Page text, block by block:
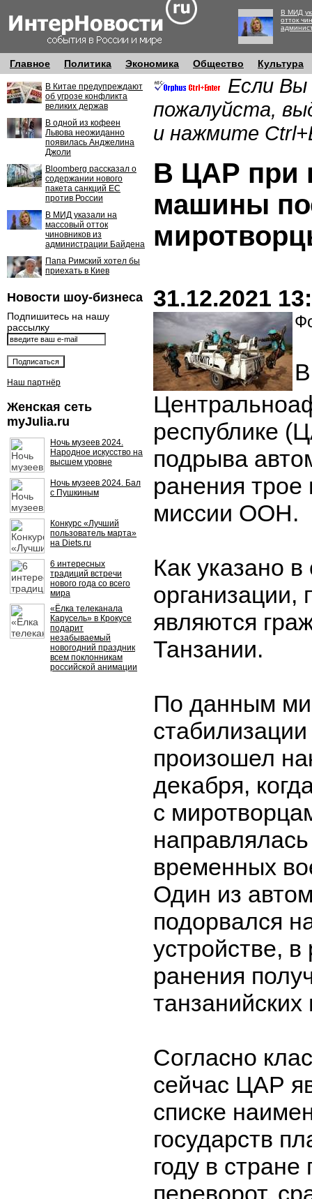
В МИД
отток
Главное Политика Экономика Общество Культура
В Китае предупреждают
об угрозе конфликта
великих держав
В одной из кофеен
Львова неожиданно
появилась Анджелина
Джоли
Bloomberg рассказал о
содержании нового
пакета санкций ЕС
против России
В МИД указали на
массовый отток
чиновников из
администрации Байдена
Папа Римский хотел бы
приехать в Киев
Новости шоу-бизнеса
Подпишитесь на нашу
рассылку
Наш партнёр
Женская сеть
myJulia.ru
Ночь музеев 2024.
Народное искусство на
высшем уровне
Ночь музеев 2024. Бал
с Пушкиным
Конкурс «Лучший
пользователь марта»
на Diets.ru
6 интересных
традиций встречи
нового года со всего
мира
«Ёлка телеканала
Карусель» в Крокусе
подарит
незабываемый
новогодний праздник
всем поклонникам
российской анимации
Если Вы
пожалуйста,
и нажмите
В ЦАР при
машины
31.12.2021
В
республике
подрыва
ранения трое
миссии ООН.
Как указано
организации,
являются
Танзании.
По данным
произошел
декабря,
с
временных
Один из
подорвался
устройстве, в
ранения
Согласно
сейчас ЦАР
списке
государств
году в
переворот,